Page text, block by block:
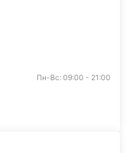
Пн-Вс: 09:00 - 21:00